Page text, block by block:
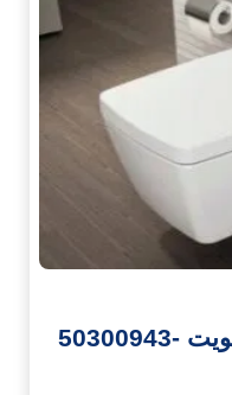
تركيب مرحاض معلق الكويت -50300943